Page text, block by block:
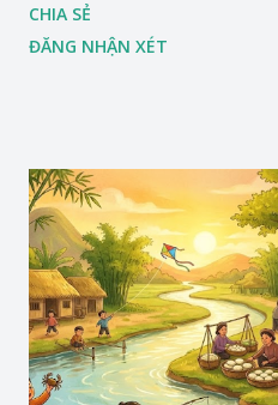
CHIA SẺ
ĐĂNG NHẬN XÉT